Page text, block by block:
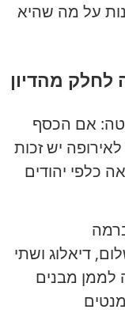
על מה שהיא
מהדיון
אם הכסף
יש זכות
כלפי יהודים
דיאלוג ושתי
לממן מבנים